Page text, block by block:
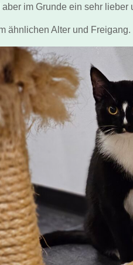
im Grunde ein sehr lieber
ähnlichen Alter und Freigang.